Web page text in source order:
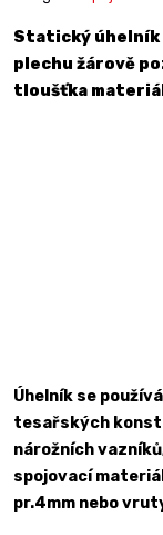
Statický úhelník
plechu žárově
tloušťka
Úhelník se
tesařských
nárožních
spojovací
pr.4mm nebo